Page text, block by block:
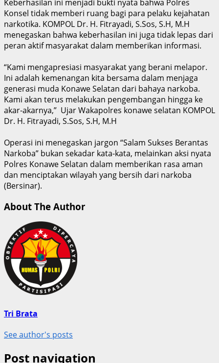
Keberhasilan ini menjadi bukti nyata bahwa Polres
Konsel tidak memberi ruang bagi para pelaku kejahatan
narkotika. KOMPOL Dr. H. Fitrayadi, S.Sos, S.H, M.H
menegaskan bahwa keberhasilan ini juga tidak lepas dari
peran aktif masyarakat dalam memberikan informasi.
“Kami mengapresiasi masyarakat yang berani melapor.
Ini adalah kemenangan kita bersama dalam menjaga
generasi muda Konawe Selatan dari bahaya narkoba.
Kami akan terus melakukan pengembangan hingga ke
akar-akarnya,” Ujar Wakapolres konawe selatan KOMPOL
Dr. H. Fitrayadi, S.Sos, S.H, M.H
Operasi ini menegaskan jargon “Salam Sukses Berantas
Narkoba” bukan sekadar kata-kata, melainkan aksi nyata
Polres Konawe Selatan dalam memberikan rasa aman
dan menciptakan wilayah yang bersih dari narkoba
(Bersinar).
About The Author
Tri Brata
See author's posts
Post navigation